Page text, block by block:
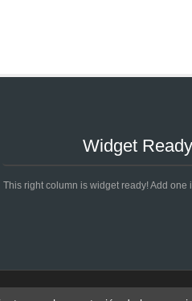
Widget Ready
This right column is widget ready! Add one